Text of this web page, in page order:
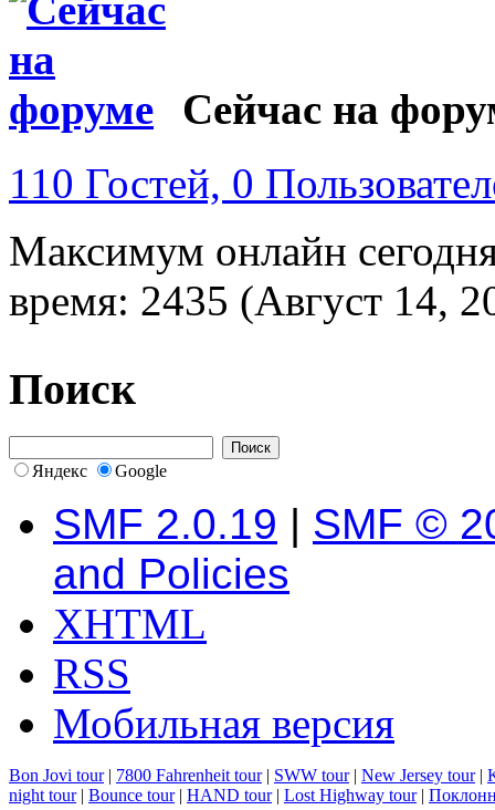
Сейчас на
110 Гостей, 0
Максимум онлайн
время: 2435 (Август 14,
Поиск
Яндекс Google
SMF 2.0.19 | SMF ©
and Policies
XHTML
RSS
Мобильная версия
Bon Jovi tour| 7800 Fahrenheit tour| SWW tour| New Jersey tour|
night tour| Bounce tour| HAND tour| Lost Highway tour|